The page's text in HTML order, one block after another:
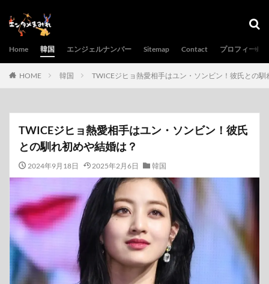
Home 韓国 エンジェルナンバー Sitemap Contact プロフィール
HOME 韓国 TWICEジヒョ熱愛相手はユン・ソンビン！彼氏との馴
TWICEジヒョ熱愛相手はユン・ソンビン！彼氏
との馴れ初めや結婚は？
2024年9月18日 2025年2月6日 韓国